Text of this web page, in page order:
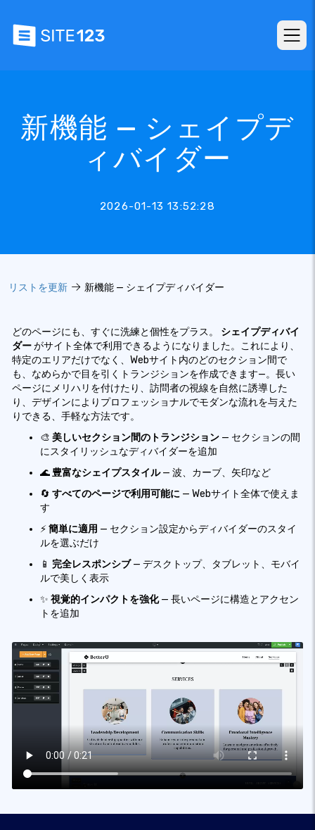
新機能 — シェイプデ
ィバイダー
2026-01-13 13:52:28
リストを更新 新機能 — シェイプディバイダー
どのページにも、すぐに洗練と個性をプラス。 シェイプディバイ
ダーがサイト全体で利用できるようになりました。これにより、
特定のエリアだけでなく、Webサイト内のどのセクション間で
も、なめらかで目を引くトランジションを作成できます—。長い
ページにメリハリを付けたり、訪問者の視線を自然に誘導した
り、デザインによりプロフェッショナルでモダンな流れを与えた
りできる、手軽な方法です。
🎨 美しいセクション間のトランジション — セクションの間
にスタイリッシュなディバイダーを追加
🌊豊富なシェイプスタイル— 波、カーブ、矢印など
🔄 すべてのページで利用可能に — Webサイト全体で使えま
す
⚡簡単に適用 — セクション設定からディバイダーのスタイ
ルを選ぶだけ
📱 完全レスポンシブ— デスクトップ、タブレット、モバイ
ルで美しく表示
✨ 視覚的インパクトを強化— 長いページに構造とアクセン
トを追加